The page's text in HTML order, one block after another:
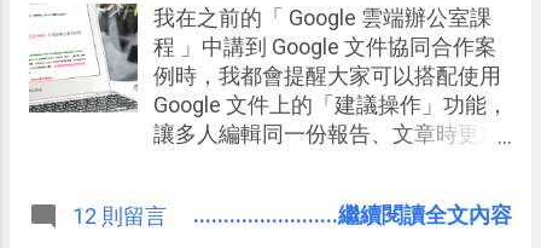
了一些雙視窗多工模式的 應用方法 ，
在更新後，實際試試看，也覺得應該
會滿有幫助的，所以就寫成一篇操作
教學與應用心得，來跟各位電腦玩物
讀者分享。
我在之前的「 Google 雲端辦公室課
程 」中講到 Google 文件協同合作案
例時，我都會提醒大家可以搭配使用
Google 文件上的「建議操作」功能，
讓多人編輯同一份報告、文章時更加
自於 Word 上優秀的文書編輯老傳
12 則留言 ........................繼續閱讀全文內容